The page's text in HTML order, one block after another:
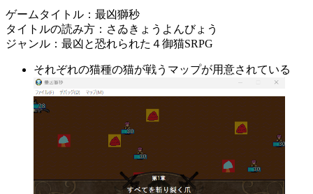
ゲームタイトル：最凶獅秒
タイトルの読み方：さゐきょうよんびょう
ジャンル：最凶と恐れられた４御猫SRPG
それぞれの猫種の猫が戦うマップが用意されている